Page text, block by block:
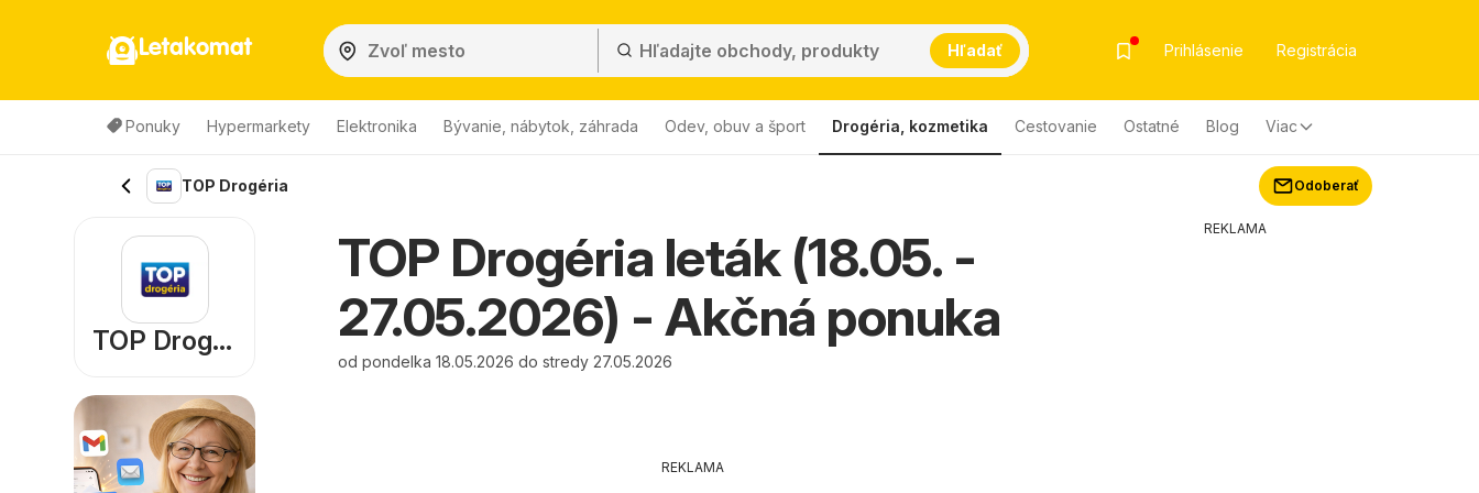
Letakomat Hľadať Prihlásenie Registrácia
Ponuky Hypermarkety Elektronika Bývanie, nábytok, záhrada Odev, obuv a šport Drogéria, kozmetika Cestovanie Ostatné Blog Viac
TOP Drogéria Odoberať
TOP Drogéria leták (18.05. -
27.05.2026) - Akčná ponuka
od pondelka 18.05.2026 do stredy 27.05.2026
REKLAMA
TOP Drogéria
REKLAMA